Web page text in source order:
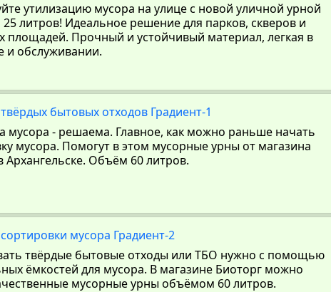
утилизацию мусора на улице с новой уличной урной
литров! Идеальное решение для парков, скверов и
площадей. Прочный и устойчивый материал, легкая в
и обслуживании.
бытовых отходов Градиент-1
мусора - решаема. Главное, как можно раньше начать
мусора. Помогут в этом мусорные урны от магазина
Архангельске. Объём 60 литров.
мусора Градиент-2
твёрдые бытовые отходы или ТБО нужно с помощью
ёмкостей для мусора. В магазине Биоторг можно
мусорные урны объёмом 60 литров.